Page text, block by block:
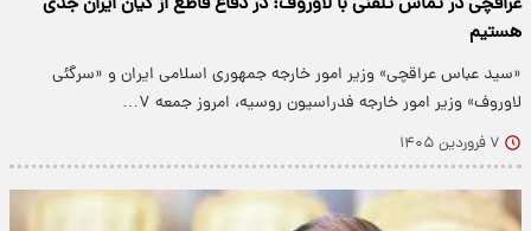
هستیم
«سید عباس عراقچی» وزیر امور خارجه جمهوری اسلامی ایران و «سرگئی
لاوروف» وزیر امور خارجه فدراسیون روسیه، امروز جمعه ۷…
۷ فروردین ۱۴۰۵